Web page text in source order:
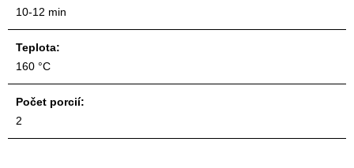
10-12 min
Teplota:
160 °C
Počet porcií:
2